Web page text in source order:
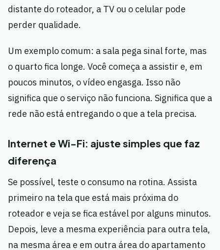
distante do roteador, a TV ou o celular pode
perder qualidade.
Um exemplo comum: a sala pega sinal forte, mas
o quarto fica longe. Você começa a assistir e, em
poucos minutos, o vídeo engasga. Isso não
significa que o serviço não funciona. Significa que a
rede não está entregando o que a tela precisa.
Internet e Wi-Fi: ajuste simples que faz
diferença
Se possível, teste o consumo na rotina. Assista
primeiro na tela que está mais próxima do
roteador e veja se fica estável por alguns minutos.
Depois, leve a mesma experiência para outra tela,
na mesma área e em outra área do apartamento